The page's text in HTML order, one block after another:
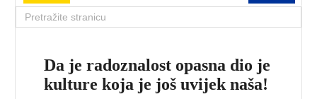
Da je radoznalost opasna dio je
kulture koja je još uvijek naša!